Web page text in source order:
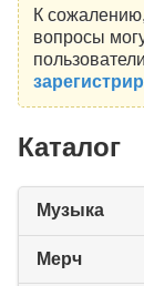
К
вопросы
Каталог
Музыка
Мерч